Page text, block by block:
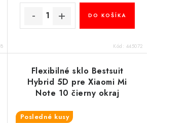
DO KOŠÍKA
Kód: 445072
Flexibilné sklo Bestsuit
Hybrid 5D pre Xiaomi Mi
Note 10 čierny okraj
Posledné kusy